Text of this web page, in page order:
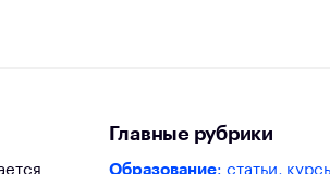
Главные рубрики
Образование: статьи,